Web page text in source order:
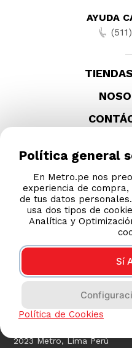
AYUDA
COMPRAS 100% SEGURAS
Esta tienda usa Niubiz para
electrónicas.
2023 Metro, Lima Perú
Política general
En Metro.pe nos
experiencia de
de tus datos
usa dos tipos de
Analítica y
Sí
Política de Cookies